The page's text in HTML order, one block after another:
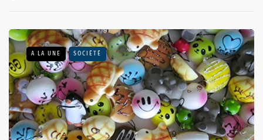
A LA UNE SOCIÉTÉ